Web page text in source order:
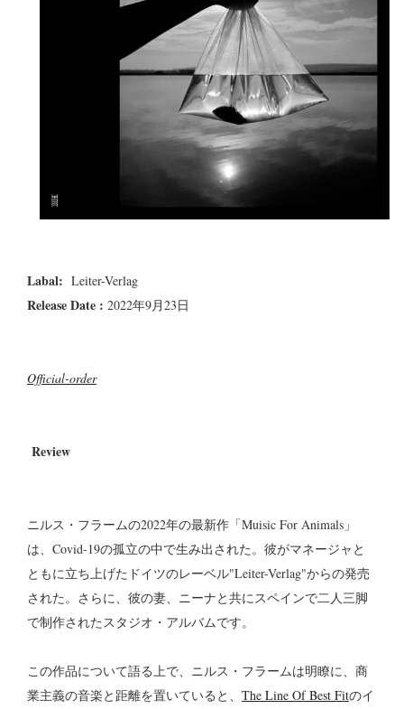
Labal: Leiter-Verlag
Release Date : 2022年9月23日
Official-order
Review
ニルス・フラームの2022年の最新作「Muisic For Animals」
は、Covid-19の孤立の中で生み出された。彼がマネージャと
ともに立ち上げたドイツのレーベル"Leiter-Verlag"からの発売
された。さらに、彼の妻、ニーナと共にスペインで二人三脚
で制作されたスタジオ・アルバムです。
この作品について語る上で、ニルス・フラームは明瞭に、商
業主義の音楽と距離を置いていると、 The Line Of Best Fitのイ